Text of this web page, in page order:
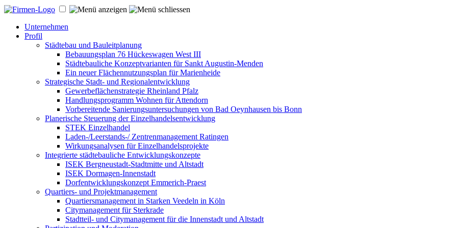
Unternehmen
Profil
Städtebau und Bauleitplanung
Bebauungsplan 76 Hückeswagen West III
Städtebauliche Konzeptvarianten für Sankt Augustin-Menden
Ein neuer Flächennutzungsplan für Marienheide
Strategische Stadt- und Regionalentwicklung
Gewerbeflächenstrategie Rheinland Pfalz
Handlungsprogramm Wohnen für Attendorn
Vorbereitende Sanierungsuntersuchungen von Bad Oeynhausen bis Bonn
Planerische Steuerung der Einzelhandelsentwicklung
STEK Einzelhandel
Laden-/Leerstands-/ Zentrenmanagement Ratingen
Wirkungsanalysen für Einzelhandelsprojekte
Integrierte städtebauliche Entwicklungskonzepte
ISEK Bergneustadt-Stadtmitte und Altstadt
ISEK Dormagen-Innenstadt
Dorfentwicklungskonzept Emmerich-Praest
Quartiers- und Projektmanagement
Quartiersmanagement in Starken Veedeln in Köln
Citymanagement für Sterkrade
Stadtteil- und Citymanagement für die Innenstadt und Altstadt